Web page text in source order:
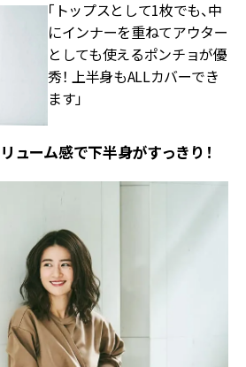
「トップスとして1枚でも、中
にインナーを重ねてアウター
としても使えるポンチョが優
秀！ 上半身もALLカバーでき
ます」
ューム感で下半身がすっきり！